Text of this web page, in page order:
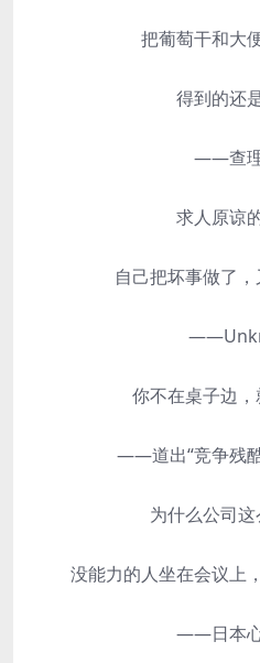
把葡萄干和大
得到的还
——查
求人原谅
自己把坏事做了，
你不在桌子边，
——道出“竞争残
为什么公司这
没能力的人坐在会议上
——日本